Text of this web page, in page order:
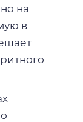
на
в